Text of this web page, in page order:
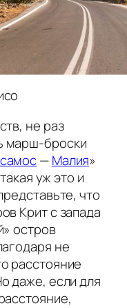
не раз
марш-броски
—Малия»
уж это и
что
Крит с запада
остров
не
расстояние
даже, если для